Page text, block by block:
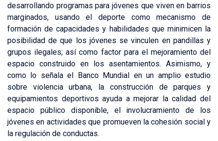
desarrollando programas para jóvenes que viven en barrios
marginados, usando el deporte como mecanismo de
formación de capacidades y habilidades que minimicen la
posibilidad de que los jóvenes se vinculen en pandillas y
grupos ilegales; así como factor para el mejoramiento del
espacio construido en los asentamientos. Asimismo, y
como lo señala el Banco Mundial en un amplio estudio
sobre violencia urbana, la construcción de parques y
equipamientos deportivos ayuda a mejorar la calidad del
espacio público disponible, el involucramiento de los
jóvenes en actividades que promueven la cohesión social y
la regulación de conductas.